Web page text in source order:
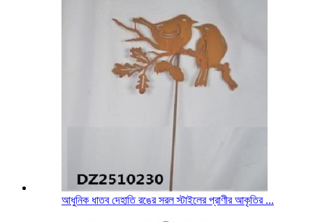
আধুনিক ধাতব দেহাতি রঙের সরল স্টাইলের প্রাণীর আকৃতির ...